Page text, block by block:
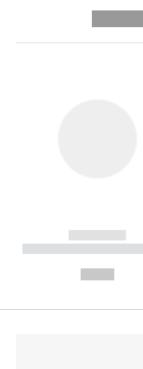
------------
----------- -----------